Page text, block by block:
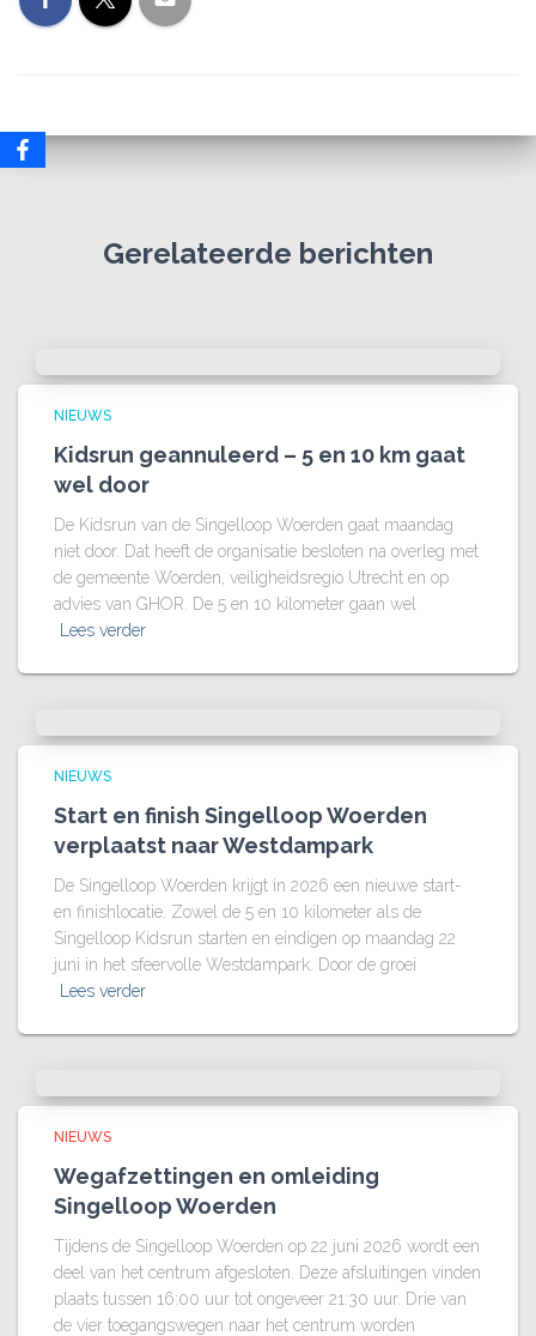
Gerelateerde berichten
NIEUWS
Kidsrun geannuleerd – 5 en 10 km gaat
wel door
De Kidsrun van de Singelloop Woerden gaat maandag
niet door. Dat heeft de organisatie besloten na overleg met
de gemeente Woerden, veiligheidsregio Utrecht en op
advies van GHOR. De 5 en 10 kilometer gaan wel
Lees verder
NIEUWS
Start en finish Singelloop Woerden
verplaatst naar Westdampark
De Singelloop Woerden krijgt in 2026 een nieuwe start-
en finishlocatie. Zowel de 5 en 10 kilometer als de
Singelloop Kidsrun starten en eindigen op maandag 22
juni in het sfeervolle Westdampark. Door de groei
Lees verder
NIEUWS
Wegafzettingen en omleiding
Singelloop Woerden
Tijdens de Singelloop Woerden op 22 juni 2026 wordt een
deel van het centrum afgesloten. Deze afsluitingen vinden
plaats tussen 16:00 uur tot ongeveer 21:30 uur. Drie van
de vier toegangswegen naar het centrum worden